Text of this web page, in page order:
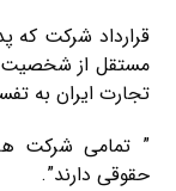
قرارداد شرکت
تجارت ایران به
” تمامی شرکت
حقوقی دارند”.